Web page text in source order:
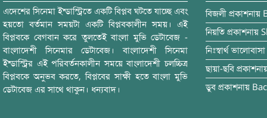
এদেশের সিনেমা ইন্ডাস্ট্রিতে একটি বিপ্লব ঘটতে যাচ্ছে এবং
হয়তো বর্তমান সময়টা একটি বিপ্লবকালীন সময়। এই
বিপ্লবকে বেগবান করে তুলতেই বাংলা মুভি ডেটাবেজ -
বাংলাদেশী সিনেমার ডেটাবেজ। বাংলাদেশী সিনেমা
ইন্ডাস্ট্রির এই পরিবর্তনকালীন সময়ে বাংলাদেশী চলচ্চিত্র
বিপ্লবকে অনুভব করতে, বিপ্লবের সাক্ষী হতে বাংলা মুভি
ডেটাবেজ এর সাথে থাকুন। ধন্যবাদ।
বিজলী প্রকাশনায়
নিয়তি প্রকাশনায়
নিঃস্বার্থ ভালোবাসা
ছায়া-ছবি
ডুব প্রকাশনায়